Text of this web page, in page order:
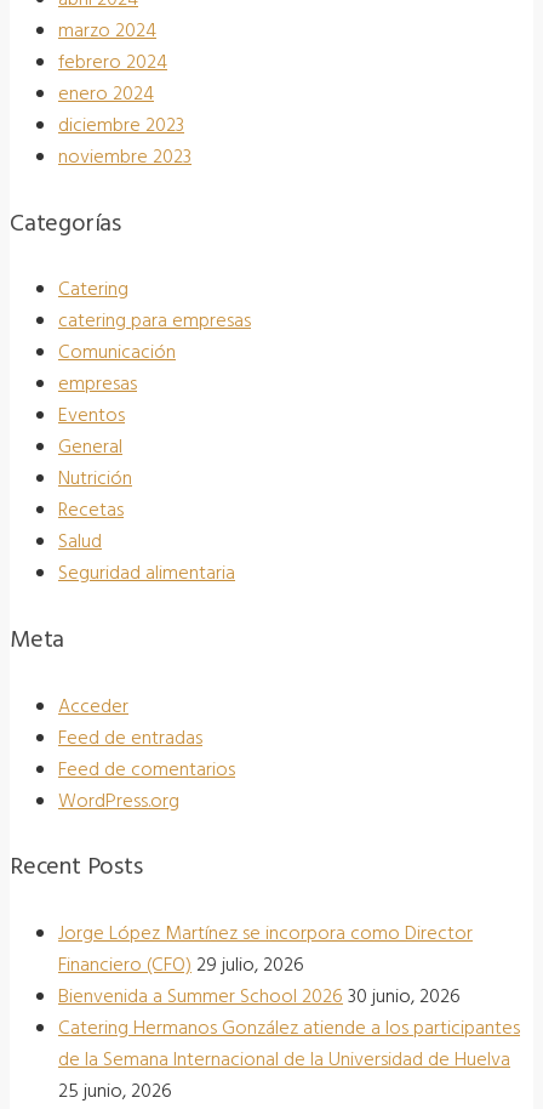
marzo 2024
febrero 2024
enero 2024
diciembre 2023
noviembre 2023
Categorías
Catering
catering para empresas
Comunicación
empresas
Eventos
General
Nutrición
Recetas
Salud
Seguridad alimentaria
Meta
Acceder
Feed de entradas
Feed de comentarios
WordPress.org
Recent Posts
Jorge López Martínez se incorpora como Director
Financiero (CFO)29 julio, 2026
Bienvenida a Summer School 202630 junio, 2026
Catering Hermanos González atiende a los participantes
de la Semana Internacional de la Universidad de Huelva
25 junio, 2026